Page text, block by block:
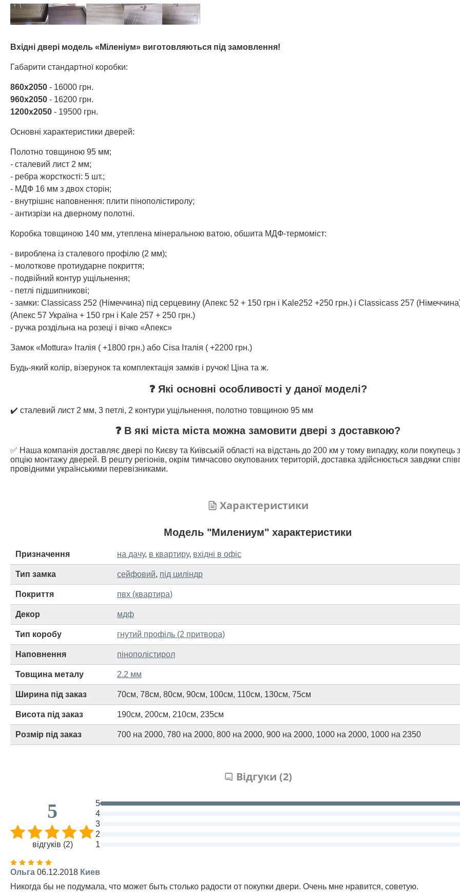
Вхідні двері модель «Міленіум» виготовляються під замовлення!
Габарити стандартної коробки:
860х2050 - 16000 грн.
960х2050 - 16200 грн.
1200х2050 - 19500 грн.
Основні характеристики дверей:
Полотно товщиною 95 мм;
- сталевий лист 2 мм;
- ребра жорсткості: 5 шт.;
- МДФ 16 мм з двох сторін;
- внутрішнє наповнення: плити пінополістиролу;
- антизрізи на дверному полотні.
Коробка товщиною 140 мм, утеплена мінеральною ватою, обшита МДФ-термоміст:
- вироблена із сталевого профілю (2 мм);
- молоткове протиударне покриття;
- подвійний контур ущільнення;
- петлі підшипникові;
- замки: Classicass 252 (Німеччина) під серцевину (Апекс 52 + 150 грн і Kale252 +250 грн.) і Classicass 257
(Апекс 57 Україна + 150 грн і Kale 257 + 250 грн.)
- ручка роздільна на розеці і вічко «Апекс»
Замок «Mottura» Італія ( +1800 грн.) або Cisa Італія ( +2200 грн.)
Будь-який колір, візерунок та комплектація замків і ручок! Ціна та ж.
❓ Які основні особливості у даної моделі?
✔️ сталевий лист 2 мм, 3 петлі, 2 контури ущільнення, полотно товщиною 95 мм
❓ В які міста міста можна замовити двері з доставкою?
✅ Наша компанія доставляє двері по Києву та Київській області на відстань до 200 км у тому випадку, коли покупець
опцію монтажу дверей. В решту регіонів, окрім тимчасово окупованих територій, доставка здійснюється завдяки
провідними українськими перевізниками.
Характеристики
Модель "Милениум" характеристики
Призначення на дачу, в квартиру, вхідні в офіс
Тип замка сейфовий, під циліндр
Покриття пвх (квартира)
Декор мдф
Тип коробу гнутий профіль (2 притвора)
Наповнення пінополістирол
Товщина металу 2.2 мм
Ширина під заказ 70см, 78см, 80см, 90см, 100см, 110см, 130см, 75см
Висота під заказ 190см, 200см, 210см, 235см
Розмір під заказ 700 на 2000, 780 на 2000, 800 на 2000, 900 на 2000, 1000 на 2000, 1000 на 2350
Відгуки (2)
5
відгуків (2)
5
4
3
2
1
Ольга 06.12.2018 Киев
Никогда бы не подумала, что может быть столько радости от покупки двери. Очень мне нравится, советую.